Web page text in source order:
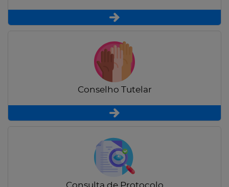
Conselho Tutelar